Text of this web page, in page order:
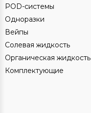
POD-системы
Одноразки
Вейпы
Солевая жидкость
Органическая жидкость
Комплектующие